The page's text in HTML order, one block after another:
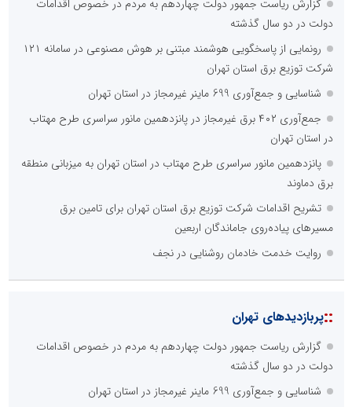
گزارش ریاست جمهور دولت چهاردهم به مردم در خصوص اقدامات
دولت در دو سال گذشته
رونمایی از پاسخگویی هوشمند مبتنی بر هوش مصنوعی در سامانه ۱۲۱
شرکت توزیع برق استان تهران
شناسایی و جمع‌آوری 699 ماینر غیرمجاز در استان تهران
جمع‌آوری ۴۰۲ برق غیرمجاز در پانزدهمین مانور سراسری طرح مهتاب
در استان تهران
پانزدهمین مانور سراسری طرح مهتاب در استان تهران به میزبانی منطقه
برق دماوند
تشریح اقدامات شرکت توزیع برق استان تهران برای تامین برق
مسیرهای پیاده‌روی جاماندگان اربعین
روایت خدمت خادمان روشنایی در نجف
::پربازدیدهای تهران
گزارش ریاست جمهور دولت چهاردهم به مردم در خصوص اقدامات
دولت در دو سال گذشته
شناسایی و جمع‌آوری 699 ماینر غیرمجاز در استان تهران